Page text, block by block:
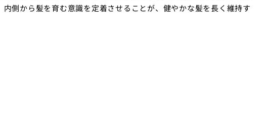
側から髪を育む意識を定着させることが、健やかな髪を長く維持す